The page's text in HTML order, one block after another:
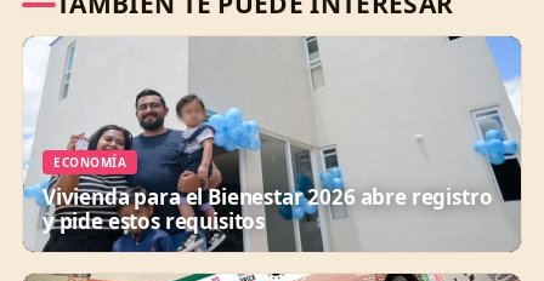
ECONOMÍA
Vivienda para el Bienestar 2026 abre registro
y pide estos requisitos